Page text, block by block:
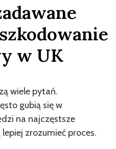
w UK
wiele pytań.
gubią się w
na najczęstsze
zrozumieć proces.